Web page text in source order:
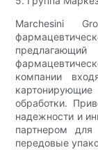
Marchesini
компании
обработки.
надежности и
партнером
передовые